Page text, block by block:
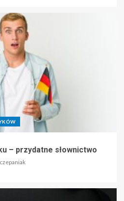
– przydatne słownictwo